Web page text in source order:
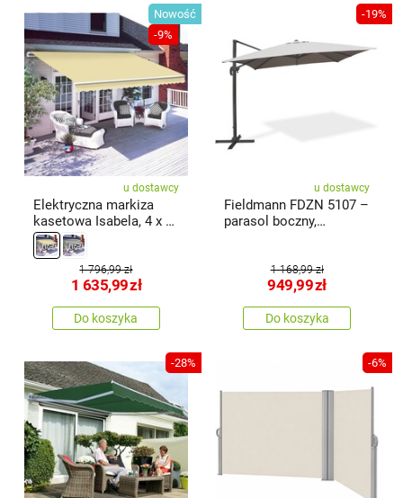
Nowość
-9%
u dostawcy
Elektryczna markiza
kasetowa Isabela, 4 x 3
m, beżowy
1 796,99 zł
1 635,99zł
Do koszyka
-19%
u dostawcy
Fieldmann FDZN 5107 –
parasol boczny,
1 168,99 zł
949,99zł
Do koszyka
-28% -6%